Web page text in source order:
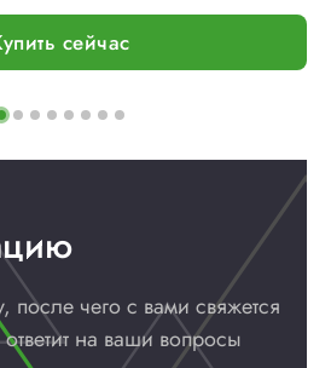
сейчас
после чего с вами свяжется
на ваши вопросы